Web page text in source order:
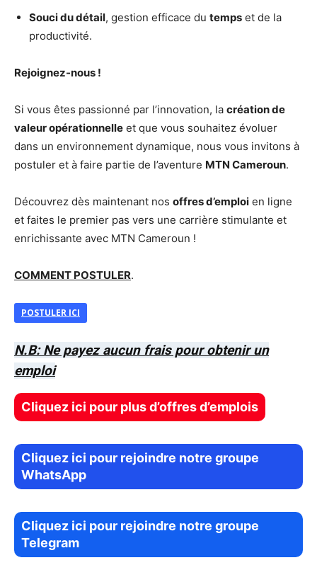
Souci du détail, gestion efficace du temps et de la
productivité.
Rejoignez-nous !
Si vous êtes passionné par l’innovation, la création de
valeur opérationnelle et que vous souhaitez évoluer
dans un environnement dynamique, nous vous invitons à
postuler et à faire partie de l’aventure MTN Cameroun.
Découvrez dès maintenant nos offres d’emploi en ligne
et faites le premier pas vers une carrière stimulante et
enrichissante avec MTN Cameroun !
COMMENT POSTULER.
POSTULER ICI
N.B: Ne payez aucun frais pour obtenir un
emploi
Cliquez ici pour plus d’offres d’emplois
Cliquez ici pour rejoindre notre groupe
WhatsApp
Cliquez ici pour rejoindre notre groupe
Telegram